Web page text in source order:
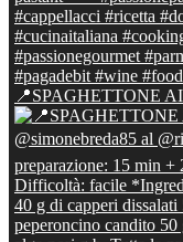
📍SPAGHETTONE